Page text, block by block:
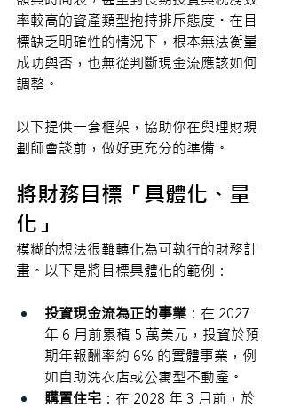
率較高的資產類型抱持排斥態度。在目
標缺乏明確性的情況下，根本無法衡量
成功與否，也無從判斷現金流應該如何
調整。
以下提供一套框架，協助你在與理財規
劃師會談前，做好更充分的準備。
將財務目標「具體化、量
化」
模糊的想法很難轉化為可執行的財務計
畫。以下是將目標具體化的範例：
投資現金流為正的事業 ：在 2027
年 6 月前累積 5 萬美元，投資於預
期年報酬率約 6% 的實體事業，例
如自助洗衣店或公寓型不動產。
購置住宅 ：在 2028 年 3 月前，於